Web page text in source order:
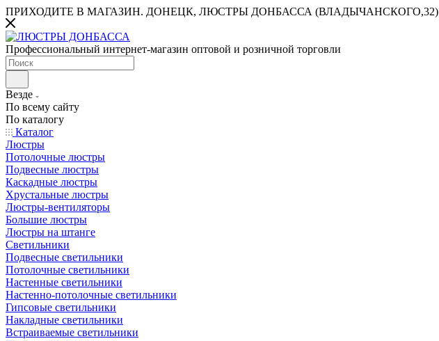
ПРИХОДИТЕ В МАГАЗИН. ДОНЕЦК, ЛЮСТРЫ ДОНБАССА (ВЛАДЫЧАНСКОГО,32)
Профессиональный интернет-магазин оптовой и розничной торговли
Везде
По всему сайту
По каталогу
Каталог
Люстры
Потолочные люстры
Подвесные люстры
Каскадные люстры
Хрустальные люстры
Люстры-вентиляторы
Большие люстры
Люстры на штанге
Светильники
Подвесные светильники
Потолочные светильники
Настенные светильники
Настенно-потолочные светильники
Гипсовые светильники
Накладные светильники
Встраиваемые светильники